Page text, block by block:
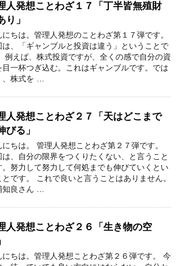
人発想ことわざ１７「丁半皆無殖財
り」
にちは。管理人発想のことわざ第１７弾です。
は、「ギャンブルと投資は違う」ということで
例えば、株式投資ですが、全くの感で自分の資
目一杯つぎ込む。これはギャンブルです。では
、株式を …
人発想ことわざ２７「天はどこまで
びる」
にちは。 管理人発想ことわざ第２７弾です。
は、自分の限界をつくりたくない、と言うこと
。努力して努力して何処までも伸びていくとい
とです。 これで良いと言うことはありません。
知良さん …
人発想ことわざ２６「生き物の空
にちは。管理人発想ことわざ第２６弾です。 今